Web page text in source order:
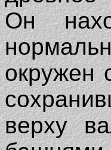
Он
окружен
верху